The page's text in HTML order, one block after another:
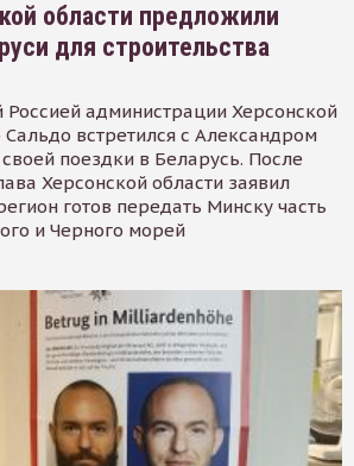
области предложили
для строительства
Россией администрации Херсонской
встретился с Александром
поездки в Беларусь. После
Херсонской области заявил
готов передать Минску часть
и Черного морей